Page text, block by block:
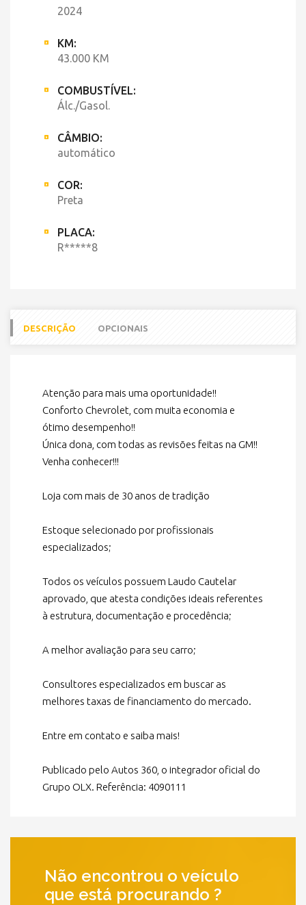
2024
KM:
43.000 KM
COMBUSTÍVEL:
Álc./Gasol.
CÂMBIO:
automático
COR:
Preta
PLACA:
R*****8
DESCRIÇÃO OPCIONAIS
Atenção para mais uma oportunidade!!
Conforto Chevrolet, com muita economia e
ótimo desempenho!!
Única dona, com todas as revisões feitas na GM!!
Venha conhecer!!!
Loja com mais de 30 anos de tradição
Estoque selecionado por profissionais
especializados;
Todos os veículos possuem Laudo Cautelar
aprovado, que atesta condições ideais referentes
à estrutura, documentação e procedência;
A melhor avaliação para seu carro;
Consultores especializados em buscar as
melhores taxas de financiamento do mercado.
Entre em contato e saiba mais!
Publicado pelo Autos 360, o integrador oficial do
Grupo OLX. Referência: 4090111
Não encontrou o veículo
que está procurando ?